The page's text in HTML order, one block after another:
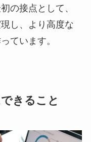
の接点として、
し、より高度な
ています。
きること